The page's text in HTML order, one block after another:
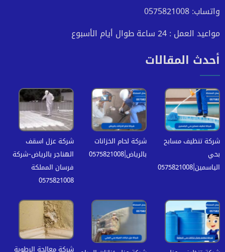
واتساب: 0575821008
مواعيد العمل : 24 ساعة طوال أيام الأسبوع
أحدث المقالات
شركة تنظيف مسابح
بحي
الياسمين|0575821008
شركة لحام الخزانات
بالرياض|0575821008
شركة عزل اسقف
الهناجر بالرياض-شركة
فرسان المملكة
0575821008
شركة معالجة الرطوبة